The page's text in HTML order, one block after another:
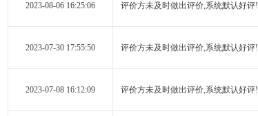
2023-08-06 16:25:06 评价方未及时做出评价,系统默认好评!
2023-07-30 17:55:50 评价方未及时做出评价,系统默认好评!
2023-07-08 16:12:09 评价方未及时做出评价,系统默认好评!